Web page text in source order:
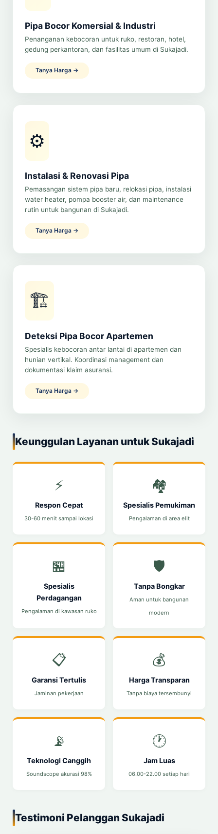
Pipa Bocor Komersial & Industri
Penanganan kebocoran untuk ruko, restoran, hotel,
gedung perkantoran, dan fasilitas umum di Sukajadi.
Tanya Harga →
⚙️
Instalasi & Renovasi Pipa
Pemasangan sistem pipa baru, relokasi pipa, instalasi
water heater, pompa booster air, dan maintenance
rutin untuk bangunan di Sukajadi.
Tanya Harga →
🏗️
Deteksi Pipa Bocor Apartemen
Spesialis kebocoran antar lantai di apartemen dan
hunian vertikal. Koordinasi management dan
dokumentasi klaim asuransi.
Tanya Harga →
Keunggulan Layanan untuk Sukajadi
⚡
Respon Cepat
30-60 menit sampai lokasi
🏘️
Spesialis Pemukiman
Pengalaman di area elit
🏪
Spesialis
Perdagangan
Pengalaman di kawasan ruko
🛡️
Tanpa Bongkar
Aman untuk bangunan
modern
📋
Garansi Tertulis
Jaminan pekerjaan
💰
Harga Transparan
Tanpa biaya tersembunyi
📡
Teknologi Canggih
Soundscope akurasi 98%
🕐
Jam Luas
06.00-22.00 setiap hari
Testimoni Pelanggan Sukajadi